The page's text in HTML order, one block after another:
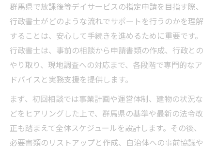
行政書士が語る群馬県指定取得の注意事項
群馬県独自の申請要素も行政書士が徹底解
説
行政書士が助言する群馬県特有の運用対策
複雑な書類整理を行政書士が徹底サポート
行政書士が複雑な書類作成を効率的に支援
書類不備を防ぐ行政書士のチェック体制
行政書士が書類整理を徹底的にサポートす
る利点
群馬県で放課後等デイサービスの指定申請を目指す際、
行政書士がどのような流れでサポートを行うのかを理解
することは、安心して手続きを進めるために重要です。
行政書士は、事前の相談から申請書類の作成、行政との
やり取り、現地調査への対応まで、各段階で専門的なア
ドバイスと実務支援を提供します。
まず、初回相談では事業計画や運営体制、建物の状況な
どをヒアリングした上で、群馬県の基準や最新の法令改
正も踏まえて全体スケジュールを設計します。その後、
必要書類のリストアップと作成、自治体への事前協議や